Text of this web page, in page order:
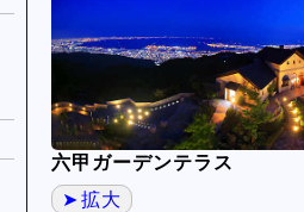
六甲ガーデンテラス
拡大